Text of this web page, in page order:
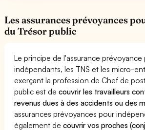
Les assurances prévoyances
du Trésor public
Le principe de l'assurance prévoyance
indépendants, les TNS et les micro-
exerçant la profession de Chef de
public est decouvrir les travailleurs
revenus dues à des accidents ou des
assurances prévoyances pour
également decouvrir vos proches